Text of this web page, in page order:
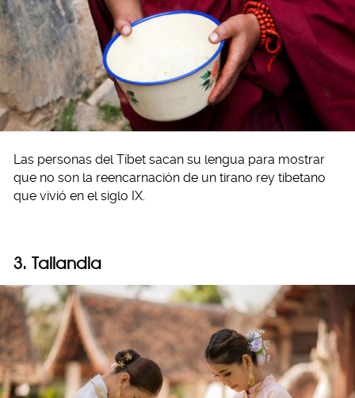
Las personas del Tíbet sacan su lengua para mostrar
que no son la reencarnación de un tirano rey tibetano
que vivió en el siglo IX.
3. Tailandia